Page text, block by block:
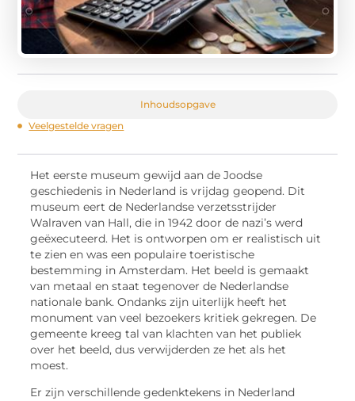
Inhoudsopgave
Veelgestelde vragen
Het eerste museum gewijd aan de Joodse
geschiedenis in Nederland is vrijdag geopend. Dit
museum eert de Nederlandse verzetsstrijder
Walraven van Hall, die in 1942 door de nazi’s werd
geëxecuteerd. Het is ontworpen om er realistisch uit
te zien en was een populaire toeristische
bestemming in Amsterdam. Het beeld is gemaakt
van metaal en staat tegenover de Nederlandse
nationale bank. Ondanks zijn uiterlijk heeft het
monument van veel bezoekers kritiek gekregen. De
gemeente kreeg tal van klachten van het publiek
over het beeld, dus verwijderden ze het als het
moest.
Er zijn verschillende gedenktekens in Nederland